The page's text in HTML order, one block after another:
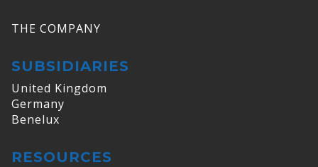
THE COMPANY
SUBSIDIARIES
United Kingdom
Germany
Benelux
RESOURCES